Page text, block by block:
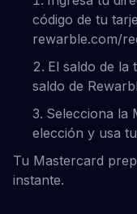
código de tu
rewarble.com/
El saldo de la
saldo de
Selecciona la
elección y usa
Tu Mastercard
instante.